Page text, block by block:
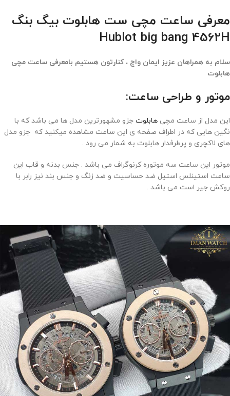
معرفی ساعت مچی ست هابلوت بیگ بنگ
Hublot big bang 4562H
سلام به همراهان عزیز ایمان واچ ، کنارتون هستیم بامعرفی ساعت مچی
هابلوت
موتور و طراحی ساعت:
این مدل از ساعت مچی هابلوت جزو مشهورترین مدل ها می باشد که با
نگین هایی که در اطراف صفحه ی این ساعت مشاهده میکنید که جزو مدل
های لاکچری و پرطرفدار هابلوت به شمار می رود .
موتور این ساعت سه موتوره کرنوگراف می باشد . جنس بدنه و قاب این
ساعت استینلس استیل ضد حساسیت و ضد زنگ و جنس بند نیز رابر با
روکش جیر است می باشد .